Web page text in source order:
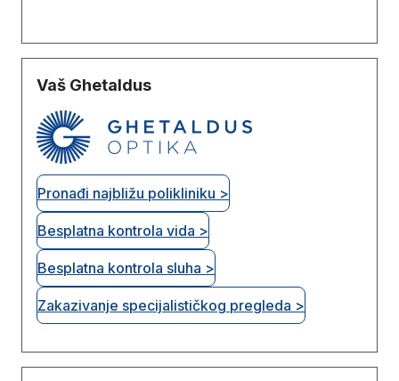
Vaš Ghetaldus
Pronađi najbližu polikliniku >
Besplatna kontrola vida >
Besplatna kontrola sluha >
Zakazivanje specijalističkog pregleda >